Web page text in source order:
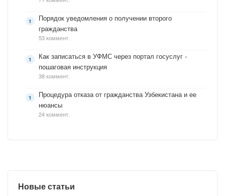
Порядок уведомления о получении второго
гражданства
53 коммент.
Как записаться в УФМС через портал госуслуг -
пошаговая инструкция
38 коммент.
Процедура отказа от гражданства Узбекистана и ее
нюансы
24 коммент.
Новые статьи